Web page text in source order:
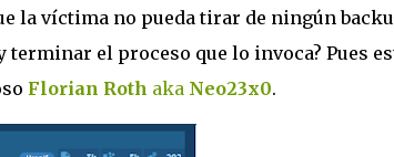
la víctima no pueda tirar de ningún
el proceso que lo invoca? Pues
Florian Roth aka Neo23x0.